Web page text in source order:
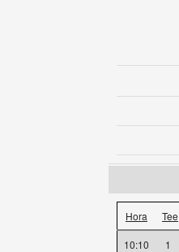
Hora Tee
10:10 1